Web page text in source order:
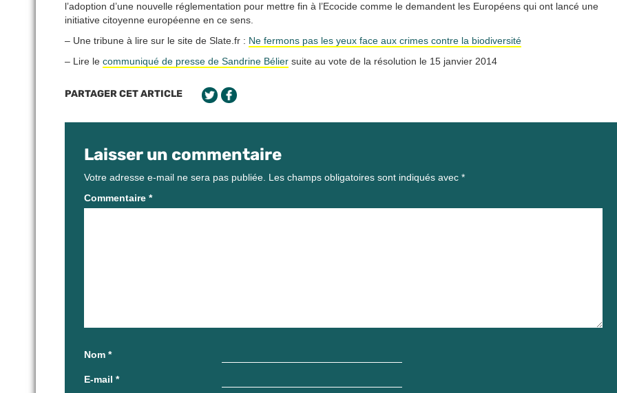
l’adoption d’une nouvelle réglementation pour mettre fin à l’Ecocide comme le demandent les Européens qui ont lancé une
initiative citoyenne européenne en ce sens.
– Une tribune à lire sur le site de Slate.fr : Ne fermons pas les yeux face aux crimes contre la biodiversité
– Lire le communiqué de presse de Sandrine Bélier suite au vote de la résolution le 15 janvier 2014
PARTAGER CET ARTICLE
Laisser un commentaire
Votre adresse e-mail ne sera pas publiée. Les champs obligatoires sont indiqués avec *
Commentaire *
Nom *
E-mail *